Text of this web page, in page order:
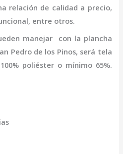
relación de calidad a precio,
entre otros.
manejar con la plancha
Pedro de los Pinos, será tela
poliéster o mínimo 65%.